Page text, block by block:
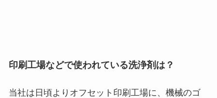
印刷工場などで使われている洗浄剤は？
当社は日頃よりオフセット印刷工場に、機械のゴ